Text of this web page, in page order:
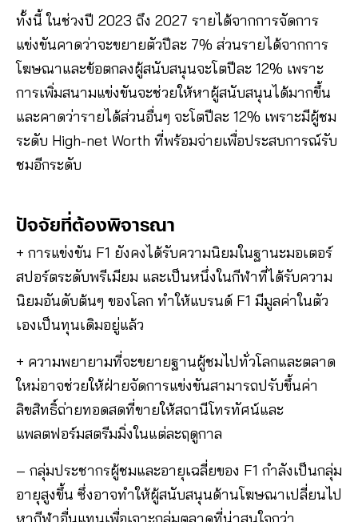
ทั้งนี้ ในช่วงปี 2023 ถึง 2027 รายได้จากการจัดการ
แข่งขันคาดว่าจะขยายตัวปีละ 7% ส่วนรายได้จากการ
โฆษณาและข้อตกลงผู้สนับสนุนจะโตปีละ 12% เพราะ
การเพิ่มสนามแข่งขันจะช่วยให้หาผู้สนับสนุนได้มากขึ้น
และคาดว่ารายได้ส่วนอื่นๆ จะโตปีละ 12% เพราะมีผู้ชม
ระดับ High-net Worth ที่พร้อมจ่ายเพื่อประสบการณ์รับ
ชมอีกระดับ
ปัจจัยที่ต้องพิจารณา
+ การแข่งขัน F1 ยังคงได้รับความนิยมในฐานะมอเตอร์
สปอร์ตระดับพรีเมียม และเป็นหนึ่งในกีฬาที่ได้รับความ
นิยมอันดับต้นๆ ของโลก ทำให้แบรนด์ F1 มีมูลค่าในตัว
เองเป็นทุนเดิมอยู่แล้ว
+ ความพยายามที่จะขยายฐานผู้ชมไปทั่วโลกและตลาด
ใหม่อาจช่วยให้ฝ่ายจัดการแข่งขันสามารถปรับขึ้นค่า
ลิขสิทธิ์ถ่ายทอดสดที่ขายให้สถานีโทรทัศน์และ
แพลตฟอร์มสตรีมมิ่งในแต่ละฤดูกาล
– กลุ่มประชากรผู้ชมและอายุเฉลี่ยของ F1 กำลังเป็นกลุ่ม
อายุสูงขึ้น ซึ่งอาจทำให้ผู้สนับสนุนด้านโฆษณาเปลี่ยนไป
หากีฬาอื่นแทนเพื่อเจาะกลุ่มตลาดที่น่าสนใจกว่า